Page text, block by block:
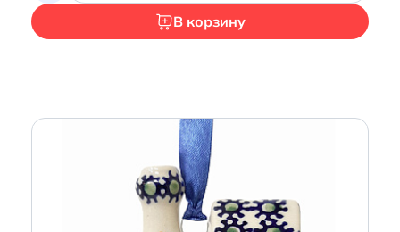
В корзину